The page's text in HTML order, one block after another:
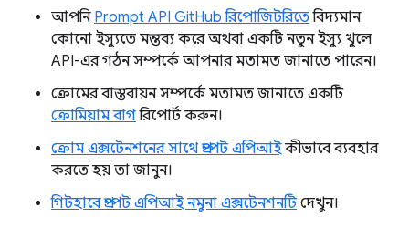
আপনি Prompt API GitHub রিপোজিটরিতেবিদ্যমান
কোনো ইস্যুতে মন্তব্য করে অথবা একটি নতুন ইস্যু খুলে
API-এর গঠন সম্পর্কে আপনার মতামত জানাতে পারেন।
ক্রোমের বাস্তবায়ন সম্পর্কে মতামত জানাতে একটি
ক্রোমিয়াম বাগরিপোর্ট করুন।
ক্রোম এক্সটেনশনের সাথে প্রম্পট এপিআইকীভাবে ব্যবহার
করতে হয় তা জানুন।
গিটহাবে প্রম্পট এপিআই নমুনা এক্সটেনশনটিদেখুন।